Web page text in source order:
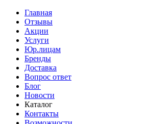
Главная
Отзывы
Акции
Услуги
Юр.лицам
Бренды
Доставка
Вопрос ответ
Блог
Новости
Каталог
Контакты